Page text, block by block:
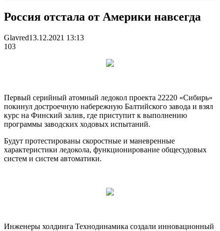
Россия отстала от Америки навсегда
Glavred13.12.2021 13:13
103
Первый серийный атомный ледокол проекта 22220 «Сибирь»
покинул достроечную набережную Балтийского завода и взял
курс на Финский залив, где приступит к выполнению
программы заводских ходовых испытаний.
Будут протестированы скоростные и маневренные
характеристики ледокола, функционирование общесудовых
систем и систем автоматики.
Инженеры холдинга Технодинамика создали инновационный